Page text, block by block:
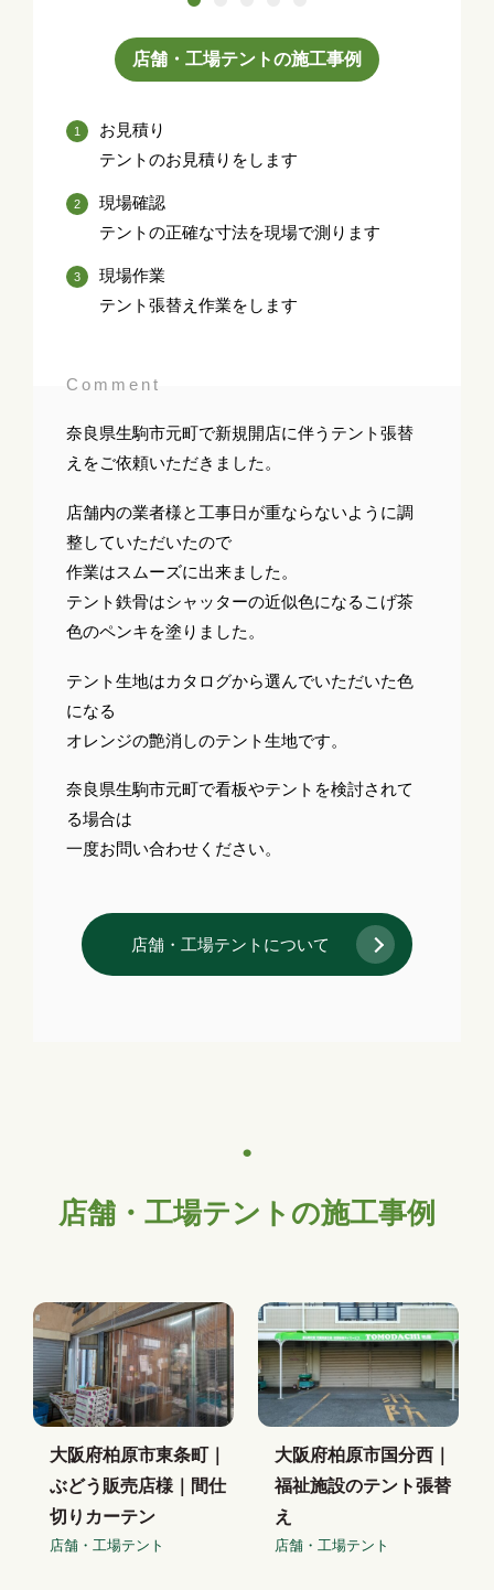
店舗・工場テントの施工事例
お見積り
テントのお見積りをします
現場確認
テントの正確な寸法を現場で測ります
現場作業
テント張替え作業をします
Comment
奈良県生駒市元町で新規開店に伴うテント張替
えをご依頼いただきました。
店舗内の業者様と工事日が重ならないように調
整していただいたので
作業はスムーズに出来ました。
テント鉄骨はシャッターの近似色になるこげ茶
色のペンキを塗りました。
テント生地はカタログから選んでいただいた色
になる
オレンジの艶消しのテント生地です。
奈良県生駒市元町で看板やテントを検討されて
る場合は
一度お問い合わせください。
店舗・工場テントについて
店舗・工場テントの施工事例
大阪府柏原市東条町｜
ぶどう販売店様｜間仕
切りカーテン
店舗・工場テント
大阪府柏原市国分西｜
福祉施設のテント張替
え
店舗・工場テント